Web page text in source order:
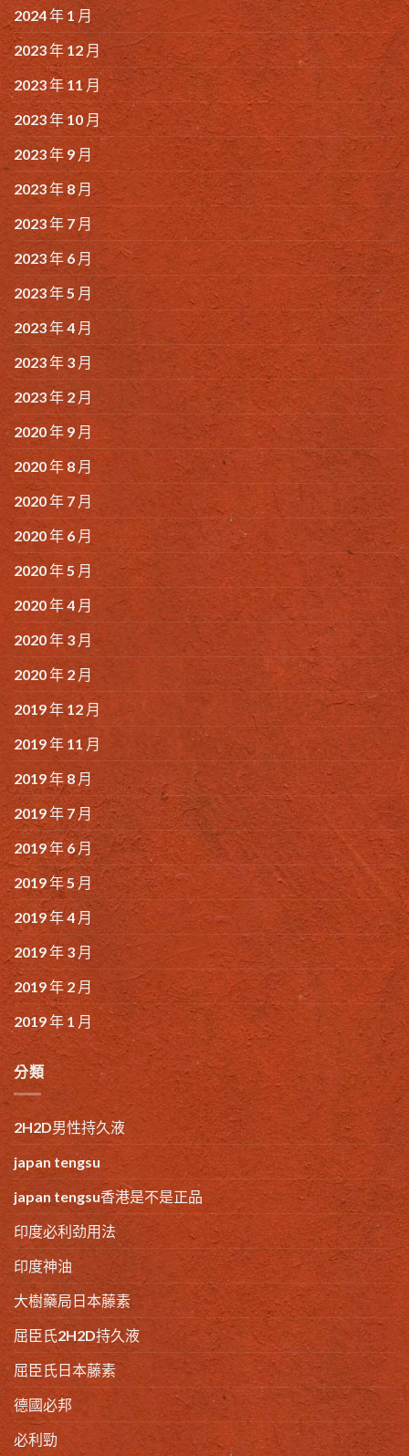
2024 年 1 月
2023 年 12 月
2023 年 11 月
2023 年 10 月
2023 年 9 月
2023 年 8 月
2023 年 7 月
2023 年 6 月
2023 年 5 月
2023 年 4 月
2023 年 3 月
2023 年 2 月
2020 年 9 月
2020 年 8 月
2020 年 7 月
2020 年 6 月
2020 年 5 月
2020 年 4 月
2020 年 3 月
2020 年 2 月
2019 年 12 月
2019 年 11 月
2019 年 8 月
2019 年 7 月
2019 年 6 月
2019 年 5 月
2019 年 4 月
2019 年 3 月
2019 年 2 月
2019 年 1 月
分類
2H2D男性持久液
japan tengsu
japan tengsu香港是不是正品
印度必利劲用法
印度神油
大樹藥局日本藤素
屈臣氏2H2D持久液
屈臣氏日本藤素
德國必邦
必利勁